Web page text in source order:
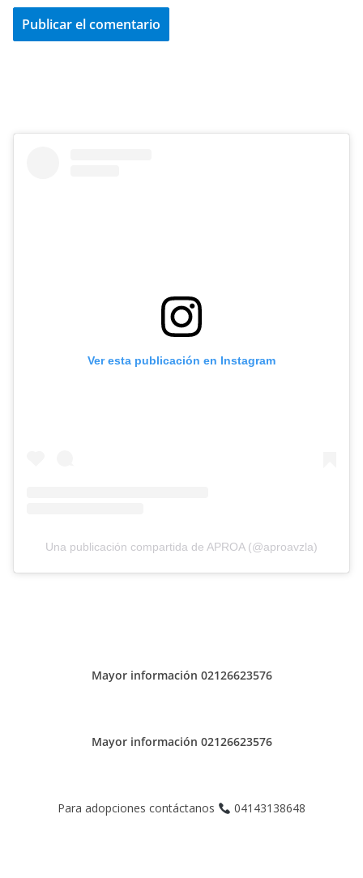
Ver esta publicación en Instagram
Una publicación compartida de APROA (@aproavzla)
Mayor información 02126623576
Mayor información 02126623576
Para adopciones contáctanos 04143138648